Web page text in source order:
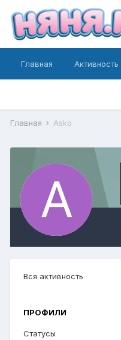
Главная Активность
Главная Asko
Вся активность
ПРОФИЛИ
Статусы